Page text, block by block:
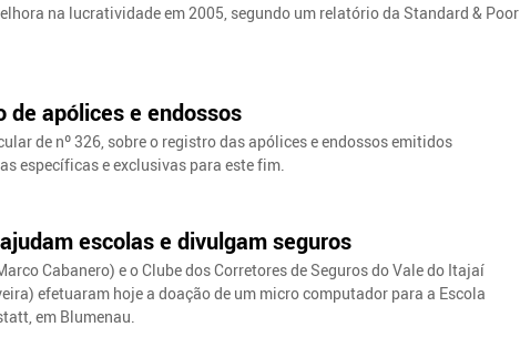
na lucratividade em 2005, segundo um relatório da Standard & Poor
de apólices e endossos
de nº 326, sobre o registro das apólices e endossos emitidos
específicas e exclusivas para este fim.
escolas e divulgam seguros
Cabanero) e o Clube dos Corretores de Seguros do Vale do Itajaí
efetuaram hoje a doação de um micro computador para a Escola
em Blumenau.